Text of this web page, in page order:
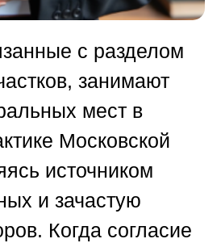
с разделом
занимают
мест в
Московской
источником
и зачастую
Когда согласие